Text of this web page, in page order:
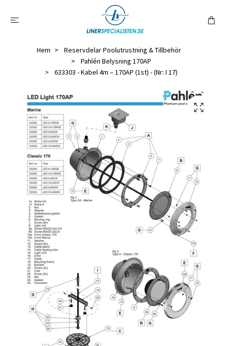
Hem
Reservdelar Poolutrustning & Tillbehör
Pahlén Belysning 170AP
633303 - Kabel 4m – 170AP (1st) - (Nr: I 17)